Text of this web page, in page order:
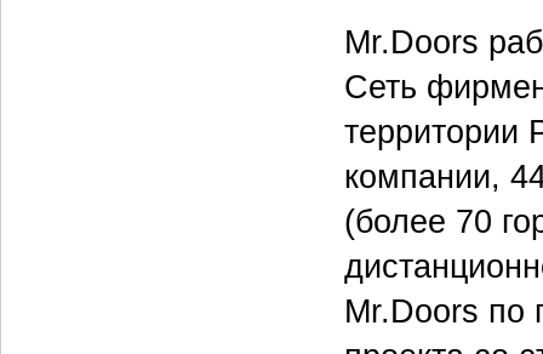
Mr.Doors
Сеть
территории
компании,
(более 70
Mr.Doors по